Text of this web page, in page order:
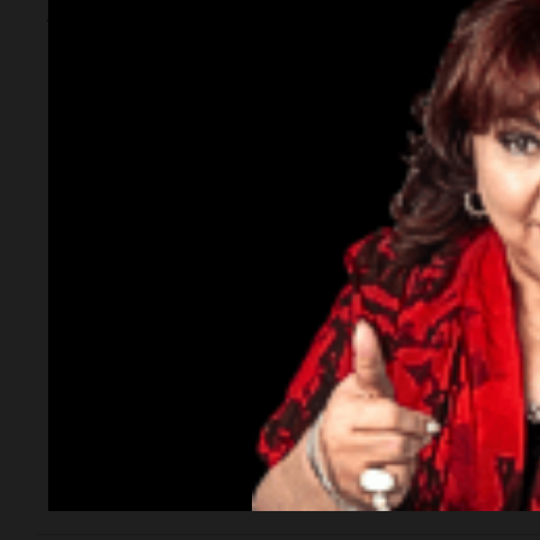
Juan para fortalecer
a largo plazo el
Establece un marco para el cumplimiento de las
obligaciones estipuladas en la Declaración de
Impacto Ambiental (DIA), aporta estabilidad al
régimen de regalías y refuerza las condiciones para
el desarrollo del emprendimiento.